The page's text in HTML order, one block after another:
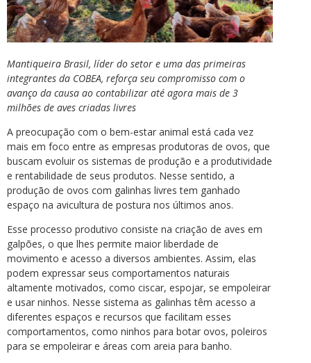
Mantiqueira Brasil, líder do setor e uma das primeiras
integrantes da COBEA, reforça seu compromisso com o
avanço da causa ao contabilizar até agora mais de 3
milhões de aves criadas livres
A preocupação com o bem-estar animal está cada vez
mais em foco entre as empresas produtoras de ovos, que
buscam evoluir os sistemas de produção e a produtividade
e rentabilidade de seus produtos. Nesse sentido, a
produção de ovos com galinhas livres tem ganhado
espaço na avicultura de postura nos últimos anos.
Esse processo produtivo consiste na criação de aves em
galpões, o que lhes permite maior liberdade de
movimento e acesso a diversos ambientes. Assim, elas
podem expressar seus comportamentos naturais
altamente motivados, como ciscar, espojar, se empoleirar
e usar ninhos. Nesse sistema as galinhas têm acesso a
diferentes espaços e recursos que facilitam esses
comportamentos, como ninhos para botar ovos, poleiros
para se empoleirar e áreas com areia para banho.